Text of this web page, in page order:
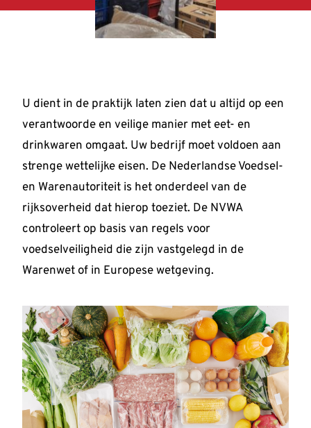
U dient in de praktijk laten zien dat u altijd op een
verantwoorde en veilige manier met eet- en
drinkwaren omgaat. Uw bedrijf moet voldoen aan
strenge wettelijke eisen. De Nederlandse Voedsel-
en Warenautoriteit is het onderdeel van de
rijksoverheid dat hierop toeziet. De NVWA
controleert op basis van regels voor
voedselveiligheid die zijn vastgelegd in de
Warenwet of in Europese wetgeving.